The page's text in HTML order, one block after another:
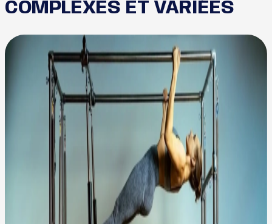
COMPLEXES ET VARIÉES